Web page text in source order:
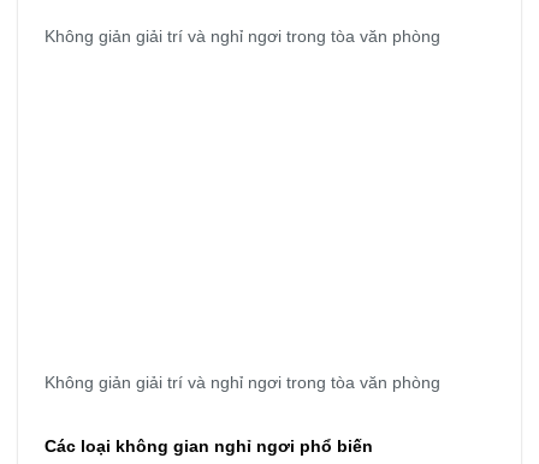
Không giản giải trí và nghỉ ngơi trong tòa văn phòng
Không giản giải trí và nghỉ ngơi trong tòa văn phòng
Các loại không gian nghỉ ngơi phổ biến